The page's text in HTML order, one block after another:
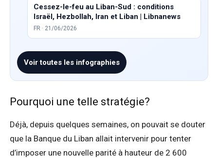
Cessez-le-feu au Liban-Sud : conditions
Israël, Hezbollah, Iran et Liban | Libnanews
FR · 21/06/2026
Voir toutes les infographies
Pourquoi une telle stratégie?
Déjà, depuis quelques semaines, on pouvait se douter
que la Banque du Liban allait intervenir pour tenter
d’imposer une nouvelle parité à hauteur de 2 600